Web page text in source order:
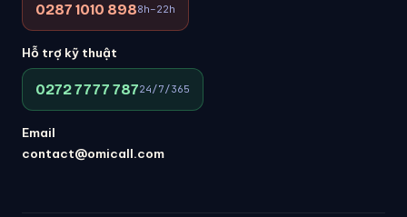
0287 1010 8988h–22h
Hỗ trợ kỹ thuật
0272 7777 78724/7/365
Email
contact@omicall.com